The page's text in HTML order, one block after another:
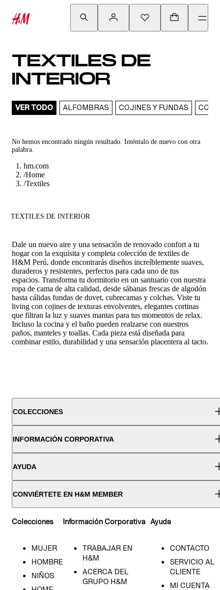
TEXTILES DE
INTERIOR
VER TODO ALFOMBRAS COJINES Y FUNDAS
No hemos encontrado ningún resultado. Inténtalo de nuevo con otra
palabra.
hm.com
/Home
/Textiles
TEXTILES DE INTERIOR
Dale un nuevo aire y una sensación de renovado confort a tu
hogar con la exquisita y completa colección de textiles de
H&M Perú, donde encontrarás diseños increíblemente suaves,
duraderos y resistentes, perfectos para cada uno de tus
espacios. Transforma tu dormitorio en un santuario con nuestra
ropa de cama de alta calidad, desde sábanas frescas de algodón
hasta cálidas fundas de duvet, cubrecamas y colchas. Viste tu
living con cojines de texturas envolventes, elegantes cortinas
que filtran la luz y suaves mantas para tus momentos de relax.
Incluso la cocina y el baño pueden realzarse con nuestros
paños, manteles y toallas. Cada pieza está diseñada para
combinar estilo, durabilidad y una sensación placentera al tacto.
COLECCIONES
INFORMACIÓN CORPORATIVA
AYUDA
CONVIÉRTETE EN H&M MEMBER
Colecciones
MUJER
HOMBRE
NIÑOS
Información Corporativa
TRABAJAR EN
H&M
ACERCA DEL
GRUPO H&M
Ayuda
CONTACTO
SERVICIO AL
CLIENTE
MI CUENTA